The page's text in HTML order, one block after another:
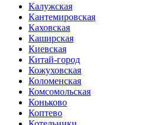
Калужская
Кантемировская
Каховская
Каширская
Киевская
Китай-город
Кожуховская
Коломенская
Комсомольская
Коньково
Коптево